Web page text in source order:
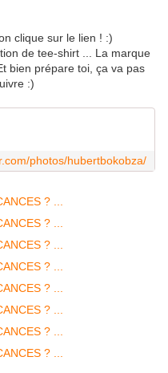
clique sur le lien ! :)
de tee-shirt ... La marque
bien prépare toi, ça va pas
:)
photos/hubertbokobza/